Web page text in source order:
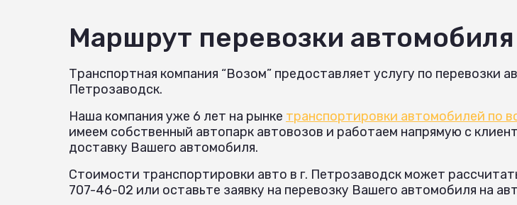
Маршрут перевозки
Транспортная компания “Возом” предоставляет услугу по перевозки
Петрозаводск.
Наша компания уже 6 лет на рынке транспортировки автомобилей по
имеем собственный автопарк автовозов и работаем напрямую с
доставку Вашего автомобиля.
Стоимости транспортировки авто в г. Петрозаводск может
707-46-02 или оставьте заявку на перевозку Вашего автомобиля на